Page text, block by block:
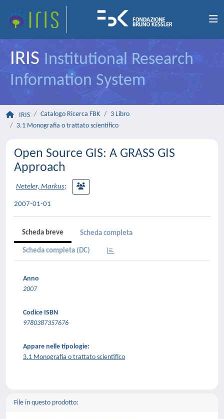
IRIS Institutional Research
Information System
IRIS Catalogo Ricerca FBK
3 Libro
3.1 Monografia o trattato scientifico
Open Source GIS: A GRASS GIS
Approach
Neteler, Markus;
2007-01-01
Scheda breve Scheda completa
Scheda completa (DC)
Anno
2007
Codice ISBN
9780387357676
Appare nelle tipologie:
3.1 Monografia o trattato scientifico
File in questo prodotto: